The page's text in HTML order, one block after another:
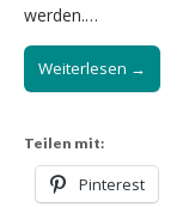
werden.…
Weiterlesen →
Teilen mit:
Pinterest